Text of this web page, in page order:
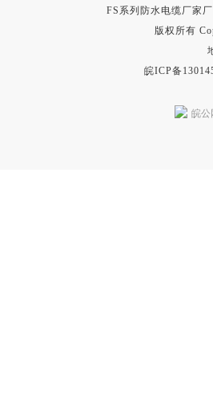
FS系列防水电缆厂家
版权所有
皖ICP备
皖公